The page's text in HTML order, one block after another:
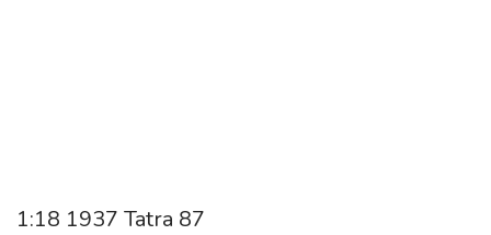
1:18 1937 Tatra 87